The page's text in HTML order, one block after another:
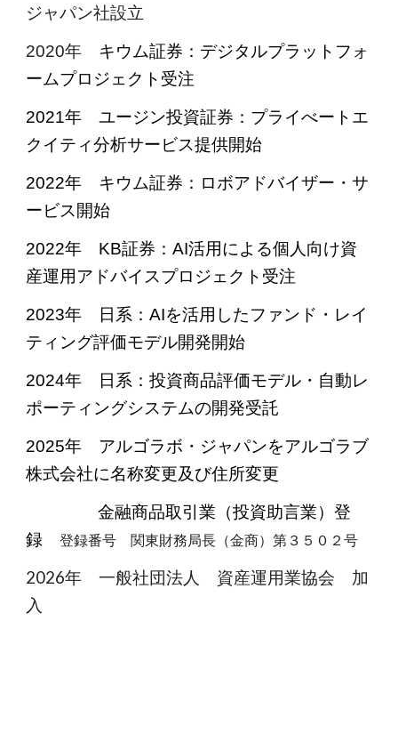
ジャパン社設立
2020年 キウム証券：デジタルプラットフォ
ームプロジェクト受注
2021年 ユージン投資証券：プライべートエ
クイティ分析サービス提供開始
2022年 キウム証券：ロボアドバイザー・サ
ービス開始
2022年 KB証券：AI活用による個人向け資
産運用アドバイスプロジェクト受注
2023年 日系：AIを活用したファンド・レイ
ティング評価モデル開発開始
2024年 日系：投資商品評価モデル・自動レ
ポーティングシステムの開発受託
2025年 アルゴラボ・ジャパンをアルゴラブ
株式会社に名称変更及び住所変更
金融商品取引業（投資助言業）登
録登録番号 関東財務局長（金商）第３５０２号
2026年 一般社団法人 資産運用業協会 加
入